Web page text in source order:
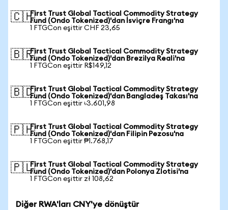
🇨🇭First Trust Global Tactical Commodity Strategy
Fund (Ondo Tokenized)'dan İsviçre Frangı'na
1 FTGCon eşittir CHF 23,65
🇧🇷First Trust Global Tactical Commodity Strategy
Fund (Ondo Tokenized)'dan Brezilya Reali'na
1 FTGCon eşittir R$149,12
🇧🇩First Trust Global Tactical Commodity Strategy
Fund (Ondo Tokenized)'dan Bangladeş Takası'na
1 FTGCon eşittir ৳3.601,98
🇵🇭First Trust Global Tactical Commodity Strategy
Fund (Ondo Tokenized)'dan Filipin Pezosu'na
1 FTGCon eşittir ₱1.768,17
🇵🇱First Trust Global Tactical Commodity Strategy
Fund (Ondo Tokenized)'dan Polonya Zlotisi'na
1 FTGCon eşittir zł 108,62
Diğer RWA'ları CNY'ye dönüştür